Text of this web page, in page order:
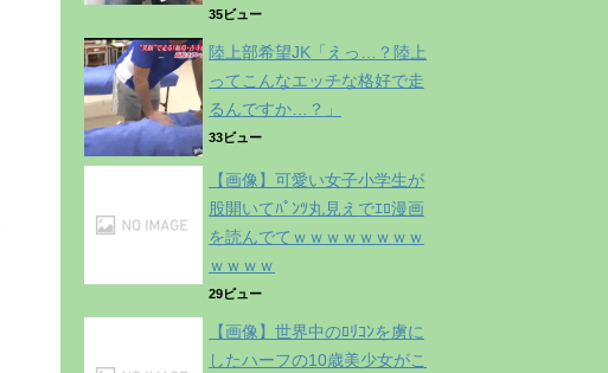
35ビュー
陸上部希望JK「えっ…？陸上
ってこんなエッチな格好で走
るんですか…？」
33ビュー
【画像】可愛い女子小学生が
股開いてﾊﾟﾝﾂ丸見えでｴﾛ漫画
を読んでてｗｗｗｗｗｗｗｗ
ｗｗｗｗ
29ビュー
【画像】世界中のﾛﾘｺﾝを虜に
したハーフの10歳美少女がこ